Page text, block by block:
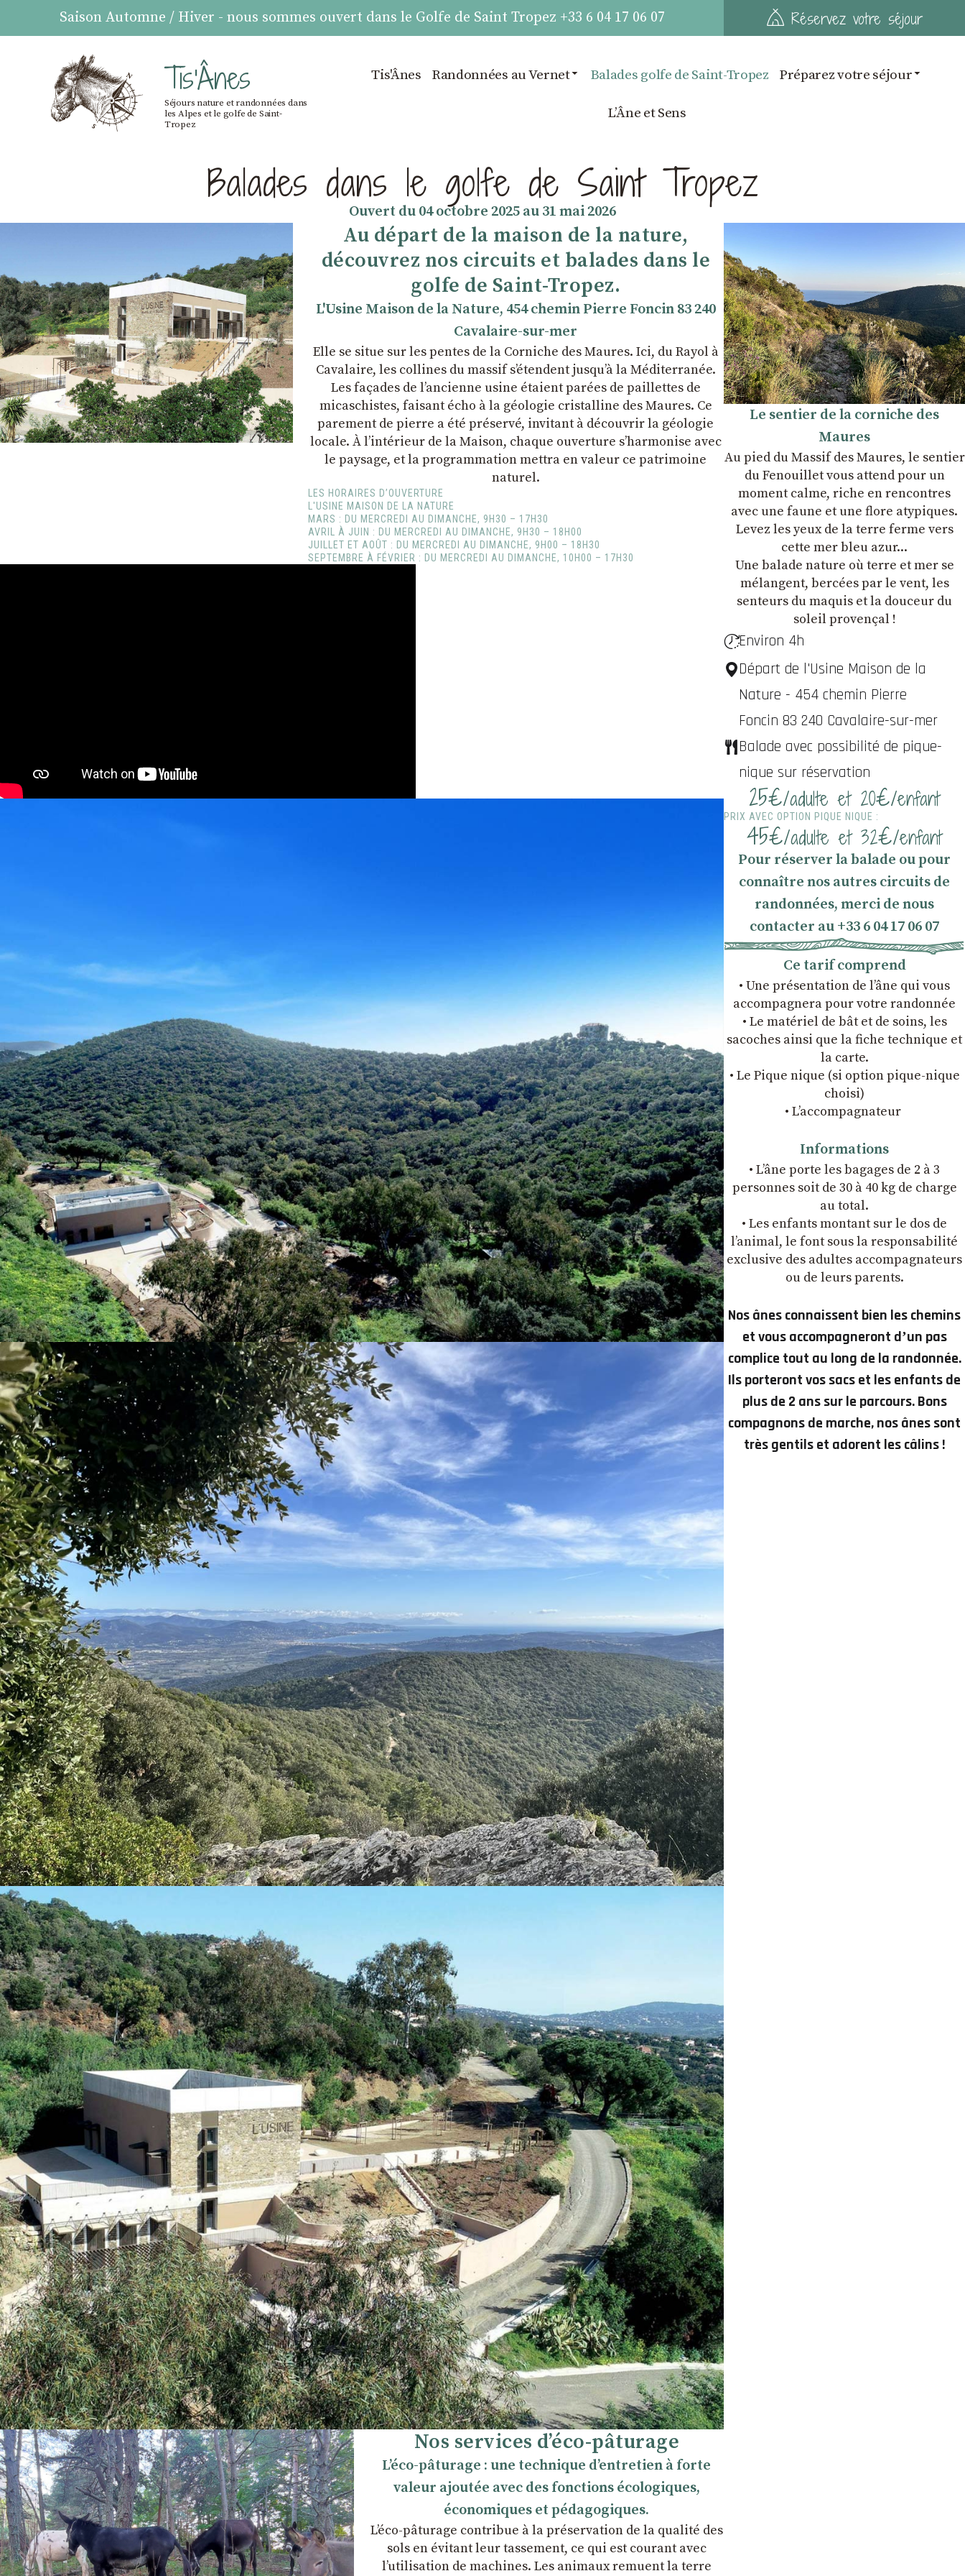
Saison Automne / Hiver - nous sommes ouvert dans le Golfe de Saint Tropez +33 6 04 17 06 07 Réservez votre séjour
Tis'Ânes
Séjours nature et randonnées dans
les Alpes et le golfe de Saint-
Tropez
Tis'Ânes Randonnées au Vernet Balades golfe de Saint-Tropez Préparez votre séjour
LʼÂne et Sens
Balades dans le golfe de Saint Tropez
Ouvert du 04 octobre 2025 au 31 mai 2026
Au départ de la maison de la nature,
découvrez nos circuits et balades dans le
golfe de Saint-Tropez.
L'Usine Maison de la Nature, 454 chemin Pierre Foncin 83 240
Cavalaire-sur-mer
Elle se situe sur les pentes de la Corniche des Maures. Ici, du Rayol à
Cavalaire, les collines du massif s’étendent jusqu’à la Méditerranée.
Les façades de l’ancienne usine étaient parées de paillettes de
micaschistes, faisant écho à la géologie cristalline des Maures. Ce
parement de pierre a été préservé, invitant à découvrir la géologie
locale. À l’intérieur de la Maison, chaque ouverture s’harmonise avec
le paysage, et la programmation mettra en valeur ce patrimoine
naturel.
LES HORAIRES D’OUVERTURE
L'USINE MAISON DE LA NATURE
MARS : DU MERCREDI AU DIMANCHE, 9H30 – 17H30
AVRIL À JUIN : DU MERCREDI AU DIMANCHE, 9H30 – 18H00
JUILLET ET AOÛT : DU MERCREDI AU DIMANCHE, 9H00 – 18H30
SEPTEMBRE À FÉVRIER : DU MERCREDI AU DIMANCHE, 10H00 – 17H30
Nos services d’éco-pâturage
L’éco-pâturage : une technique d’entretien à forte
valeur ajoutée avec des fonctions écologiques,
économiques et pédagogiques.
L’éco-pâturage contribue à la préservation de la qualité des
sols en évitant leur tassement, ce qui est courant avec
l’utilisation de machines. Les animaux remuent la terre
Le sentier de la corniche des
Maures
Au pied du Massif des Maures, le sentier
du Fenouillet vous attend pour un
moment calme, riche en rencontres
avec une faune et une flore atypiques.
Levez les yeux de la terre ferme vers
cette mer bleu azur...
Une balade nature où terre et mer se
mélangent, bercées par le vent, les
senteurs du maquis et la douceur du
soleil provençal !
Environ 4h
Départ de l'Usine Maison de la
Nature - 454 chemin Pierre
Foncin 83 240 Cavalaire-sur-mer
Balade avec possibilité de pique-
nique sur réservation
25€/adulte et 20€/enfant
PRIX AVEC OPTION PIQUE NIQUE :
45€/adulte et 32€/enfant
Pour réserver la balade ou pour
connaître nos autres circuits de
randonnées, merci de nous
contacter au +33 6 04 17 06 07
Ce tarif comprend
• Une présentation de l’âne qui vous
accompagnera pour votre randonnée
• Le matériel de bât et de soins, les
sacoches ainsi que la fiche technique et
la carte.
• Le Pique nique (si option pique-nique
choisi)
• L’accompagnateur
Informations
• L’âne porte les bagages de 2 à 3
personnes soit de 30 à 40 kg de charge
au total.
• Les enfants montant sur le dos de
l’animal, le font sous la responsabilité
exclusive des adultes accompagnateurs
ou de leurs parents.
Nos ânes connaissent bien les chemins
et vous accompagneront dʼun pas
complice tout au long de la randonnée.
Ils porteront vos sacs et les enfants de
plus de 2 ans sur le parcours. Bons
compagnons de marche, nos ânes sont
très gentils et adorent les câlins !